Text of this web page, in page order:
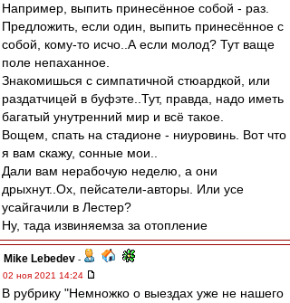
Например, выпить принесённое собой - раз.
Предложить, если один, выпить принесённое с
собой, кому-то исчо..А если молод? Тут ваще
поле непаханное.
Знакомишься с симпатичной стюардкой, или
раздатчицей в буфэте..Тут, правда, надо иметь
багатый унутренний мир и всё такое.
Вощем, спать на стадионе - ниуровинь. Вот что
я вам скажу, сонные мои..
Дали вам нерабочую неделю, а они
дрыхнут..Ох, пейсатели-авторы. Или усе
усайгачили в Лестер?
Ну, тада извиняемза за отопление
Mike Lebedev -
02 ноя 2021 14:24
В рубрику "Немножко о выездах уже не нашего